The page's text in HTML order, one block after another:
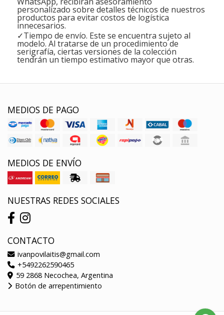
personalizado sobre detalles técnicos de nuestros
productos para evitar costos de logística
innecesarios.
✓Tiempo de envío. Este se encuentra sujeto al
modelo. Al tratarse de un procedimiento de
serigrafía, ciertas versiones de la colección
tendrán un tiempo estimativo mayor que otras.
MEDIOS DE PAGO
MEDIOS DE ENVÍO
NUESTRAS REDES SOCIALES
CONTACTO
ivanpovilaitis@gmail.com
+5492262590465
59 2868 Necochea, Argentina
Botón de arrepentimiento